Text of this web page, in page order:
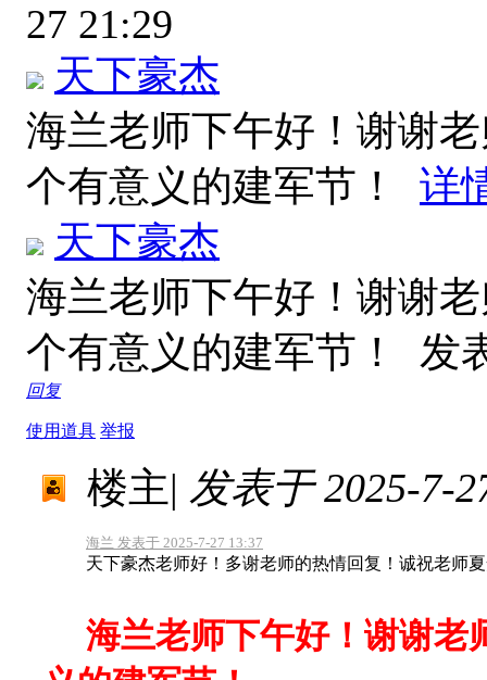
27 21:29
天下豪杰
海兰老师下午好！谢谢
个有意义的建军节！ 详
天下豪杰
海兰老师下午好！谢谢
个有意义的建军节！ 发
回复
使用道具 举报
楼主| 发表于 2025-7-
海兰 发表于 2025-7-27 13:37
天下豪杰老师好！多谢老师的热情回复！诚祝老师
海兰老师下午好！谢谢老